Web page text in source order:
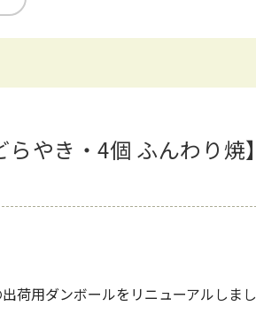
やき・4個 ふんわり焼】
荷用ダンボールをリニューアルしまし